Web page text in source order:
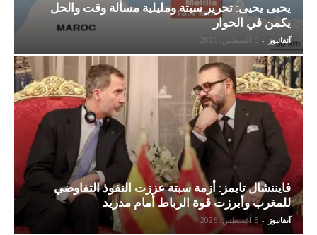
يحيى يحيى: تحرير سبتة ومليلية مسألة وقت والحل
يكمن في الحوار
آنفانيوز - 5 أغسطس، 2026
فايننشال تايمز: أزمة سبتة عززت النفوذ التفاوضي
للمغرب وأبرزت قوة الرباط أمام مدريد
آنفانيوز - 5 أغسطس، 2026